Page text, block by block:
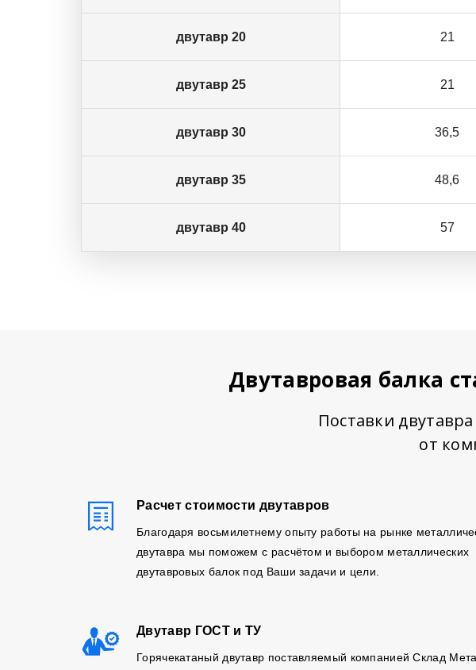
двутавр 20 21
двутавр 25 21
двутавр 30 36,5
двутавр 35 48,6
двутавр 40 57
Двутавровая балка
Поставки
от
Расчет стоимости двутавров
Благодаря восьмилетнему опыту работы на рынке
двутавра мы поможем с расчётом и выбором металлических
двутавровых балок под Ваши задачи и цели.
Двутавр ГОСТ и ТУ
Горячекатаный двутавр поставляемый компанией Склад